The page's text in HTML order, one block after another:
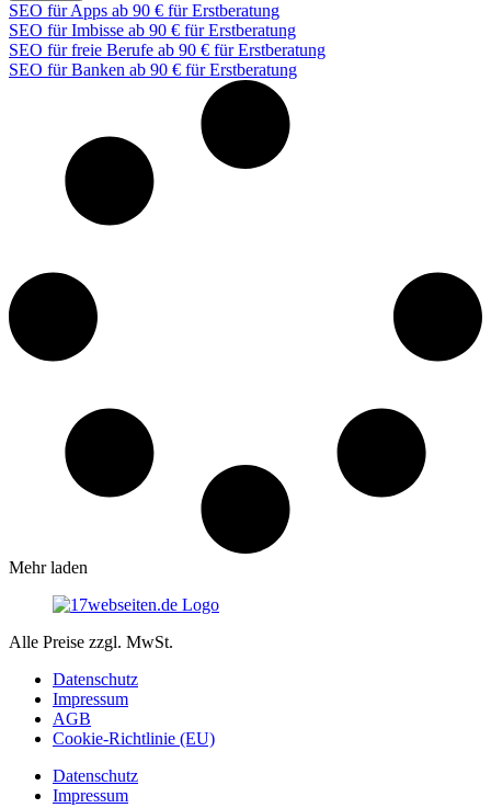
SEO für Apps ab 90 € für Erstberatung
SEO für Imbisse ab 90 € für Erstberatung
SEO für freie Berufe ab 90 € für Erstberatung
SEO für Banken ab 90 € für Erstberatung
Mehr laden
Alle Preise zzgl. MwSt.
Datenschutz
Impressum
AGB
Cookie-Richtlinie (EU)
Datenschutz
Impressum